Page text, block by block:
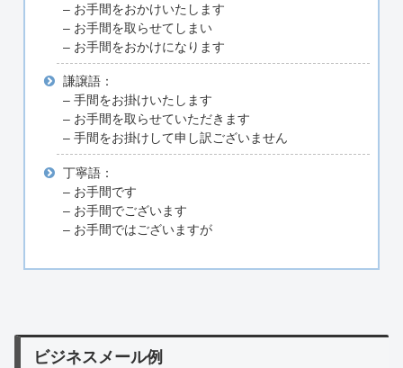
– お手間をおかけいたします
– お手間を取らせてしまい
– お手間をおかけになります
謙譲語：
– 手間をお掛けいたします
– お手間を取らせていただきます
– 手間をお掛けして申し訳ございません
丁寧語：
– お手間です
– お手間でございます
– お手間ではございますが
ビジネスメール例